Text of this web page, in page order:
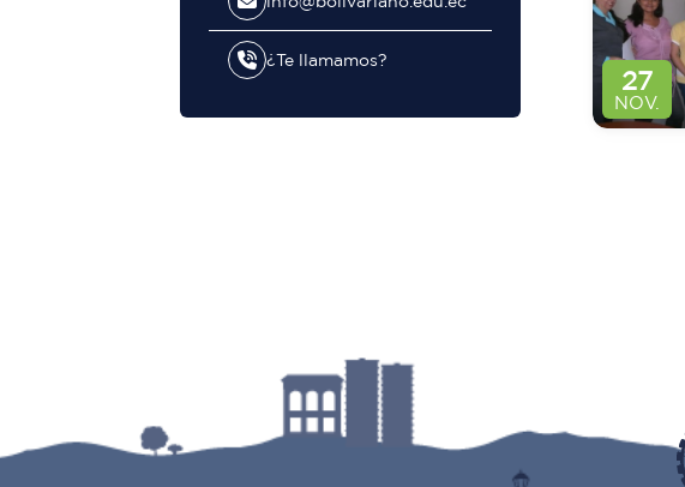
¿Te llamamos?
27
NOV.